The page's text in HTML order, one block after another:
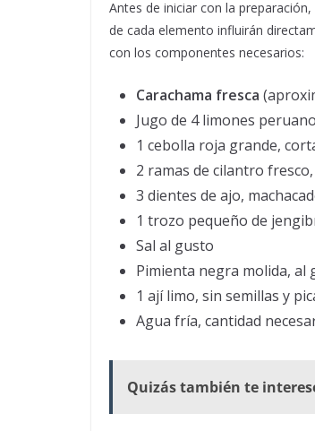
Antes de iniciar con la
de cada elemento influirán
con los componentes necesarios:
Carachama fresca
Jugo de 4 limones
1 cebolla roja grande,
2 ramas de cilantro
3 dientes de ajo,
1 trozo pequeño de
Sal al gusto
Pimienta negra molida, al
1 ají limo, sin semillas y
Agua fría, cantidad
Quizás también te